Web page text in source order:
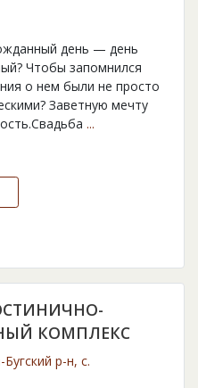
день — день
Чтобы запомнился
о нем были не просто
Заветную мечту
...
КОМПЛЕКС
р-н, с.